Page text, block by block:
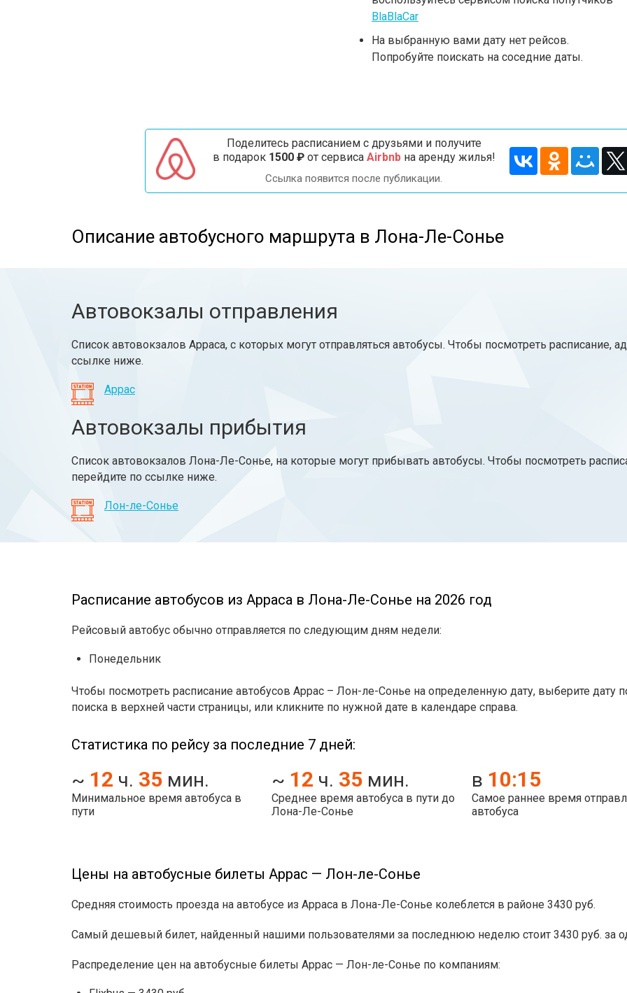
BlaBlaCar
На выбранную вами дату нет рейсов.
Попробуйте поискать на соседние даты.
Поделитесь расписанием с друзьями и получите
в подарок 1500 ₽от сервиса Airbnbна аренду жилья!
Ссылка появится после публикации.
Описание автобусного маршрута в Лона-Ле-Сонье
Автовокзалы отправления
Список автовокзалов Арраса, с которых могут отправляться автобусы. Чтобы посмотреть расписание,
ссылке ниже.
Аррас
Автовокзалы прибытия
Список автовокзалов Лона-Ле-Сонье, на которые могут прибывать автобусы. Чтобы посмотреть
перейдите по ссылке ниже.
Лон-ле-Сонье
Расписание автобусов из Арраса в Лона-Ле-Сонье на 2026 год
Рейсовый автобус обычно отправляется по следующим дням недели:
Понедельник
Чтобы посмотреть расписание автобусов Аррас – Лон-ле-Сонье на определенную дату, выберите дату
поиска в верхней части страницы, или кликните по нужной дате в календаре справа.
Статистика по рейсу за последние 7 дней:
~ 12 ч. 35 мин.
Минимальное время автобуса в
пути
~ 12 ч. 35 мин.
Среднее время автобуса в пути до
Лона-Ле-Сонье
в 10:15
Самое раннее время
автобуса
Цены на автобусные билеты Аррас — Лон-ле-Сонье
Средняя стоимость проезда на автобусе из Арраса в Лона-Ле-Сонье колеблется в районе 3430 руб.
Самый дешевый билет, найденный нашими пользователями за последнюю неделю стоит 3430 руб. за
Распределение цен на автобусные билеты Аррас — Лон-ле-Сонье по компаниям: